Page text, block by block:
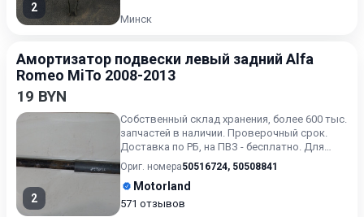
2
Минск
Амортизатор подвески левый задний Alfa
Romeo MiTo 2008-2013
19 BYN
2
Собственный склад хранения, более 600 тыс.
запчастей в наличии. Проверочный срок.
Доставка по РБ, на ПВЗ - бесплатно. Для
получения актуальн...
Ориг. номера50516724, 50508841
Motorland
571 отзывов